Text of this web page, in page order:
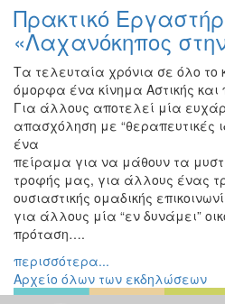
Χορός
Θέατρο
Παζάρι
Ειδών
Συνέδρια
-
Διημερίδες
Σεμινάρια-
Διαλέξεις-
Διάφορες
Εκθέσεις
Πρακτικό
«Λαχανόκηπος
Τα τελευταία χρόνια σε όλο το
όμορφα ένα κίνημα Αστικής και
Για άλλους αποτελεί μία
απασχόληση με “θεραπευτικές
ένα
πείραμα για να μάθουν τα
τροφής μας, για άλλους ένας
ουσιαστικής ομαδικής
για άλλους μία “εν δυνάμει”
πρόταση….
περισσότερα...
Αρχείο όλων των εκδηλώσεων